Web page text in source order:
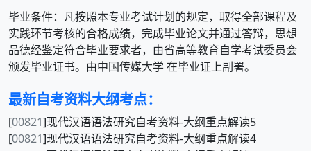
毕业条件：凡按照本专业考试计划的规定，取得全部课程及
实践环节考核的合格成绩，完成毕业论文并通过答辩，思想
品德经鉴定符合毕业要求者，由省高等教育自学考试委员会
最新自考资料大纲考点：
[00821]现代汉语语法研究自考资料-大纲重点解读5
[00821]现代汉语语法研究自考资料-大纲重点解读4